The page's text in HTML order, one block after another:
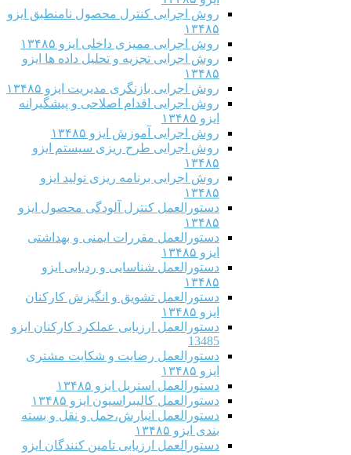
روش اجرایی کنترل محصول نامنطبق ایزو
۱۳۴۸۵
روش اجرایی ممیزی داخلی ایزو ۱۳۴۸۵
روش اجرایی تجزیه و تحلیل داده ها ایزو
۱۳۴۸۵
روش اجرایی بازنگری مدیریت ایزو ۱۳۴۸۵
روش اجرایی اقدام اصلاحی و پیشگیرانه
ایزو ۱۳۴۸۵
روش اجرایی آموزش ایزو ۱۳۴۸۵
روش اجرایی طرح ریزی سیستم ایزو
۱۳۴۸۵
روش اجرایی برنامه ریزی تولید ایزو
۱۳۴۸۵
دستورالعمل کنترل آلودگی محصول ایزو
۱۳۴۸۵
دستورالعمل مقررات ایمنی و بهداشتی
ایزو ۱۳۴۸۵
دستورالعمل شناسایی و ردیابی ایزو
۱۳۴۸۵
دستورالعمل تشویق و انگیزش کارکنان
ایزو ۱۳۴۸۵
دستورالعمل ارزیابی عملکرد کارکنان ایزو
13485
دستورالعمل رضایت و شکایت مشتری
ایزو ۱۳۴۸۵
دستورالعمل استریل ایزو ۱۳۴۸۵
دستورالعمل کالیبراسیون ایزو ۱۳۴۸۵
دستورالعمل انبارش،حمل و نقل و بسته
بندی ایزو ۱۳۴۸۵
دستورالعمل ارزیابی تامین کنندگان ایزو